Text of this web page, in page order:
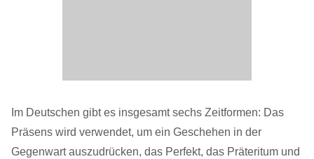
Im Deutschen gibt es insgesamt sechs Zeitformen: Das
Präsens wird verwendet, um ein Geschehen in der
Gegenwart auszudrücken, das Perfekt, das Präteritum und